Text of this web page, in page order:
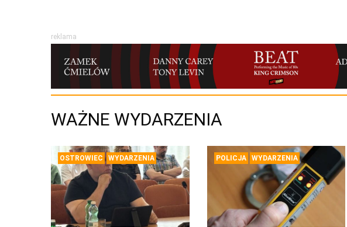
reklama
WAŻNE WYDARZENIA
OSTROWIEC WYDARZENIA POLICJA WYDARZENIA